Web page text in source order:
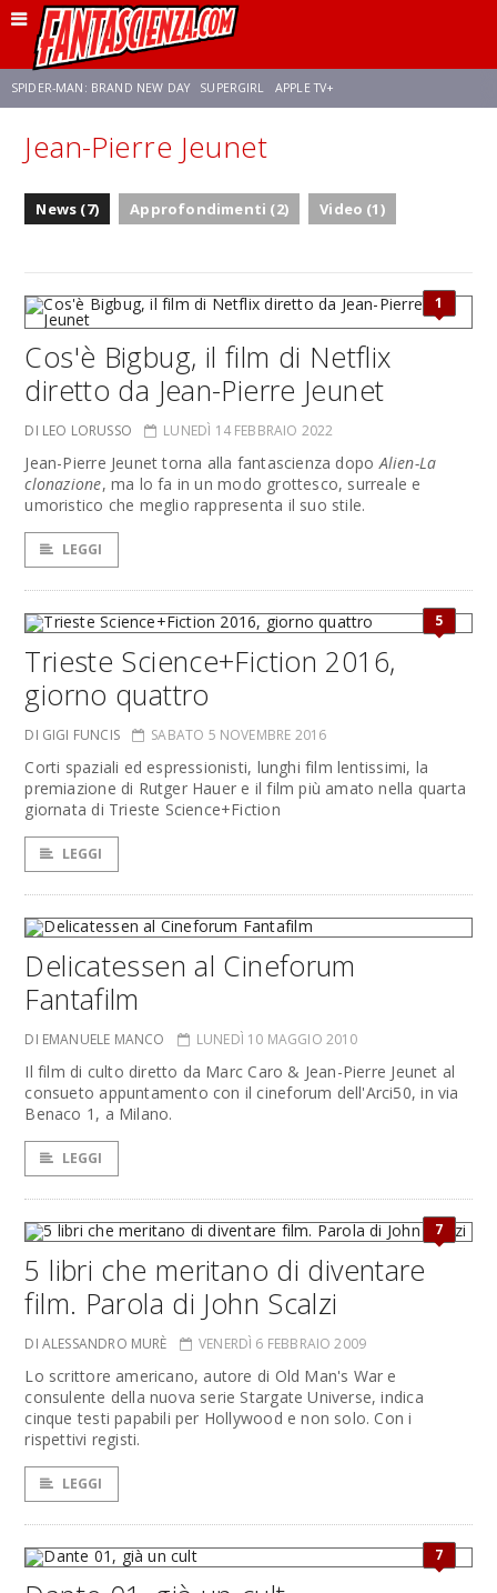
SPIDER-MAN: BRAND NEW DAY SUPERGIRL APPLE TV+
FRANCO RICCIARDIELLO ZENDAYA STAR TREK
Jean-Pierre Jeunet
News (7) Approfondimenti (2) Video (1)
1
Cos'è Bigbug, il film di Netflix
diretto da Jean-Pierre Jeunet
DI LEO LORUSSO LUNEDÌ 14 FEBBRAIO 2022
Jean-Pierre Jeunet torna alla fantascienza dopoAlien-La
clonazione, ma lo fa in un modo grottesco, surreale e
umoristico che meglio rappresenta il suo stile.
LEGGI
5
Trieste Science+Fiction 2016,
giorno quattro
DI GIGI FUNCIS SABATO 5 NOVEMBRE 2016
Corti spaziali ed espressionisti, lunghi film lentissimi, la
premiazione di Rutger Hauer e il film più amato nella quarta
giornata di Trieste Science+Fiction
LEGGI
Delicatessen al Cineforum
Fantafilm
DI EMANUELE MANCO LUNEDÌ 10 MAGGIO 2010
Il film di culto diretto da Marc Caro & Jean-Pierre Jeunet al
consueto appuntamento con il cineforum dell'Arci50, in via
Benaco 1, a Milano.
LEGGI
7
5 libri che meritano di diventare
film. Parola di John Scalzi
DI ALESSANDRO MURÈ VENERDÌ 6 FEBBRAIO 2009
Lo scrittore americano, autore di Old Man's War e
consulente della nuova serie Stargate Universe, indica
cinque testi papabili per Hollywood e non solo. Con i
rispettivi registi.
LEGGI
7